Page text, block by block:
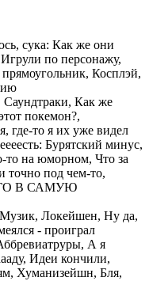
сука: Как же они
по персонажу,
Косплэй,
Саундтраки, Как же
покемон?,
где-то я их уже видел
Бурятский минус,
то на юморном, Что за
точно под чем-то,
В САМУЮ
Локейшен, Ну да,
- проиграл
А я
Идеи кончили,
Хуманизейшн, Бля,